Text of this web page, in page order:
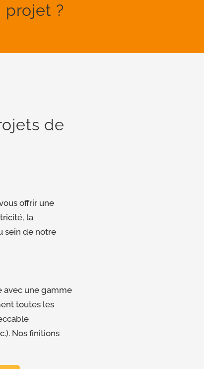
projet ?
de
offrir une
la
sein de notre
avec une gamme
toutes les
Nos finitions